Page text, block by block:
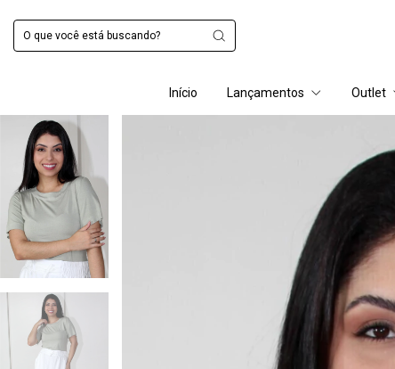
Início Lançamentos Outlet